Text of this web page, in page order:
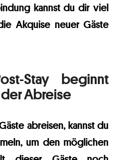
kannst du dir viel
Akquise neuer Gäste
Stay beginnt
Abreise
abreisen, kannst du
um den möglichen